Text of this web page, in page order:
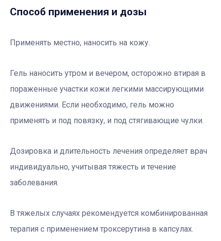
Способ применения и дозы
Применять местно, наносить на кожу.
Гель наносить утром и вечером, осторожно втирая в
пораженные участки кожи легкими массирующими
движениями. Если необходимо, гель можно
применять и под повязку, и под стягивающие чулки.
Дозировка и длительность лечения определяет врач
индивидуально, учитывая тяжесть и течение
заболевания.
В тяжелых случаях рекомендуется комбинированная
терапия с применением троксерутина в капсулах.